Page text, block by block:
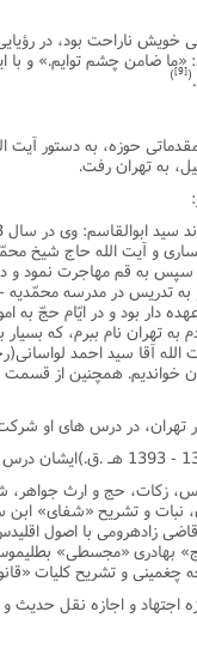
خویش ناراحت بود، در
ضامن چشم توایم.» و
(
[9]
)
تدریس در مدرسه محمّدیه
دار بود و در ایّام حجّ به
به تهران نام ببرم، که
آقا سید احمد
خواندیم. همچنین از
تهران، در درس هاى او
زکات، حج و ارث جواهر،
نبات و تشریح «شفاى»
زادهرومى با اصول
بهادرى «مجسطى»
چغمینى و تشریح کلیات
اجتهاد و اجازه نقل